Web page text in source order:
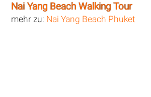
Nai Yang Beach Walking Tour
mehr zu: Nai Yang Beach Phuket